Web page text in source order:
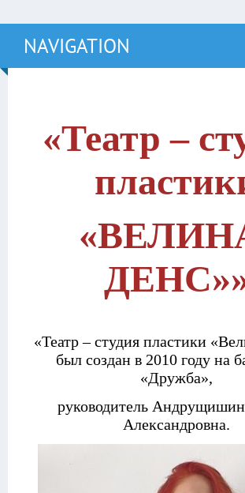
NAVIGATION
«Театр –
«Театр – студия пластики
был создан в 2010 году на
«Дружба»,
руководитель
Александровна.